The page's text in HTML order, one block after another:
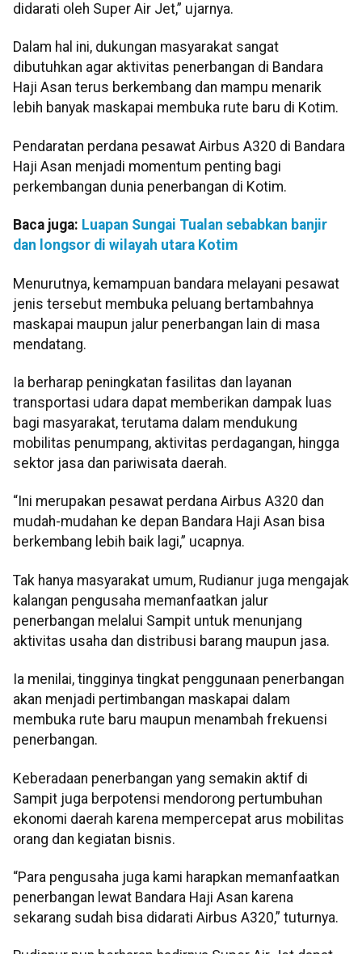
didarati oleh Super Air Jet,” ujarnya.
Dalam hal ini, dukungan masyarakat sangat
dibutuhkan agar aktivitas penerbangan di Bandara
Haji Asan terus berkembang dan mampu menarik
lebih banyak maskapai membuka rute baru di Kotim.
Pendaratan perdana pesawat Airbus A320 di Bandara
Haji Asan menjadi momentum penting bagi
perkembangan dunia penerbangan di Kotim.
Baca juga: Luapan Sungai Tualan sebabkan banjir
dan longsor di wilayah utara Kotim
Menurutnya, kemampuan bandara melayani pesawat
jenis tersebut membuka peluang bertambahnya
maskapai maupun jalur penerbangan lain di masa
mendatang.
Ia berharap peningkatan fasilitas dan layanan
transportasi udara dapat memberikan dampak luas
bagi masyarakat, terutama dalam mendukung
mobilitas penumpang, aktivitas perdagangan, hingga
sektor jasa dan pariwisata daerah.
“Ini merupakan pesawat perdana Airbus A320 dan
mudah-mudahan ke depan Bandara Haji Asan bisa
berkembang lebih baik lagi,” ucapnya.
Tak hanya masyarakat umum, Rudianur juga mengajak
kalangan pengusaha memanfaatkan jalur
penerbangan melalui Sampit untuk menunjang
aktivitas usaha dan distribusi barang maupun jasa.
Ia menilai, tingginya tingkat penggunaan penerbangan
akan menjadi pertimbangan maskapai dalam
membuka rute baru maupun menambah frekuensi
penerbangan.
Keberadaan penerbangan yang semakin aktif di
Sampit juga berpotensi mendorong pertumbuhan
ekonomi daerah karena mempercepat arus mobilitas
orang dan kegiatan bisnis.
“Para pengusaha juga kami harapkan memanfaatkan
penerbangan lewat Bandara Haji Asan karena
sekarang sudah bisa didarati Airbus A320,” tuturnya.